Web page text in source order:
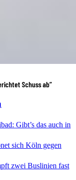
Schuss ab“
Gibt’s das auch in
sich Köln gegen
zwei Buslinien fast